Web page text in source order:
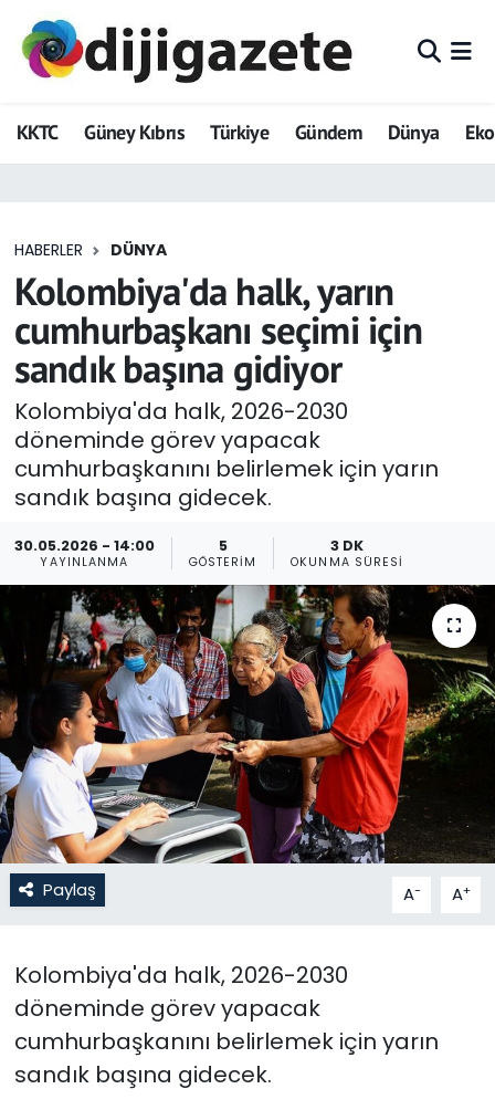
KKTC Güney Kıbrıs Türkiye Gündem Dünya
HABERLER DÜNYA
Kolombiya'da halk, yarın
cumhurbaşkanı seçimi için
sandık başına gidiyor
Kolombiya'da halk, 2026-2030
döneminde görev yapacak
cumhurbaşkanını belirlemek için yarın
sandık başına gidecek.
30.05.2026 - 14:00
YAYINLANMA
5
GÖSTERIM
3 DK
OKUNMA SÜRESI
Paylaş A- A+
Kolombiya'da halk, 2026-2030
döneminde görev yapacak
cumhurbaşkanını belirlemek için yarın
sandık başına gidecek.
ADVERTORIAL
Dijigazete
Eğitim
Ekonomi
Foto Galeri
GEZİ
Güncel
Gündem
KKTC
KKTC YEREL SEÇİM 2018
Kültür Sanat
Magazin
Moda
Nöbetçi Eczaneler
Politika
SAĞLIK
Hava Durumu
Trafik Durumu
Tüm Manşetler
Son Dakika Haberleri
Haber Arşivi